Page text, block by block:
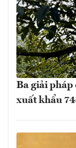
Ba giải pháp
xuất khẩu